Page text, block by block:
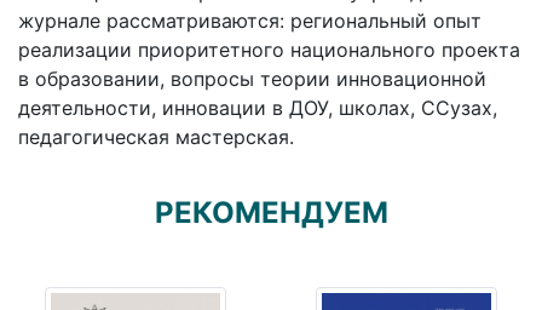
журнале рассматриваются: региональный опыт
реализации приоритетного национального проекта
в образовании, вопросы теории инновационной
деятельности, инновации в ДОУ, школах, ССузах,
педагогическая мастерская.
РЕКОМЕНДУЕМ